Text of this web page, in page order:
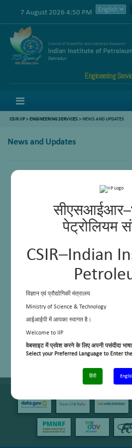
पेट्रोलियम
CSIR–Indian
विज्ञान एवं प्रौद्योगिकी मंत्रालय
Ministry of Science & Technology
आईआईपी में आपका स्वागत है।
Welcome to IIP
वेबसाइट में प्रवेश करने के लिए अपनी पसंदीदा
Select your Preferred Language to Enter
हिंदी
7 August 2026 4:50 PM
Engineering
CSIR IIP> ENGINEERING SERVICES> NEWS AND UPDATES
News and Updates